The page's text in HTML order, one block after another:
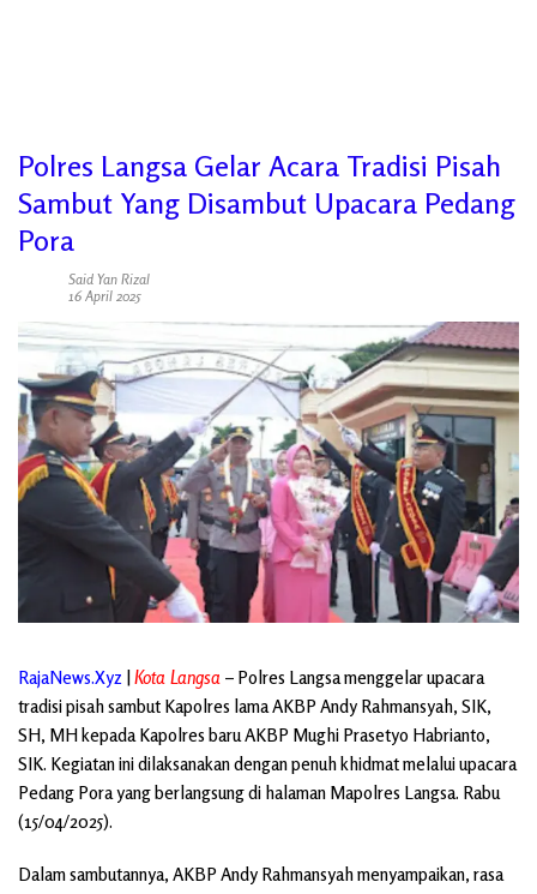
Polres Langsa Gelar Acara Tradisi Pisah
Sambut Yang Disambut Upacara Pedang
Pora
Said Yan Rizal
16 April 2025
RajaNews.Xyz |Kota Langsa – Polres Langsa menggelar upacara
tradisi pisah sambut Kapolres lama AKBP Andy Rahmansyah, SIK,
SH, MH kepada Kapolres baru AKBP Mughi Prasetyo Habrianto,
SIK. Kegiatan ini dilaksanakan dengan penuh khidmat melalui upacara
Pedang Pora yang berlangsung di halaman Mapolres Langsa. Rabu
(15/04/2025).
Dalam sambutannya, AKBP Andy Rahmansyah menyampaikan, rasa